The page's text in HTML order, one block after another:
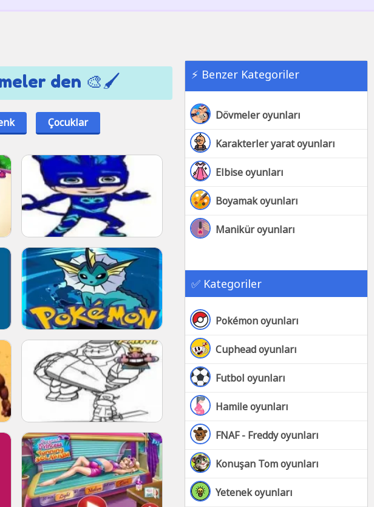
⚡ Benzer Kategoriler
Dövmeler oyunları
Karakterler yarat oyunları
Elbise oyunları
Boyamak oyunları
Manikür oyunları
✅ Kategoriler
Pokémon oyunları
Cuphead oyunları
Futbol oyunları
Hamile oyunları
FNAF - Freddy oyunları
Konuşan Tom oyunları
Yetenek oyunları
den 🎨🖌️
Çocuklar